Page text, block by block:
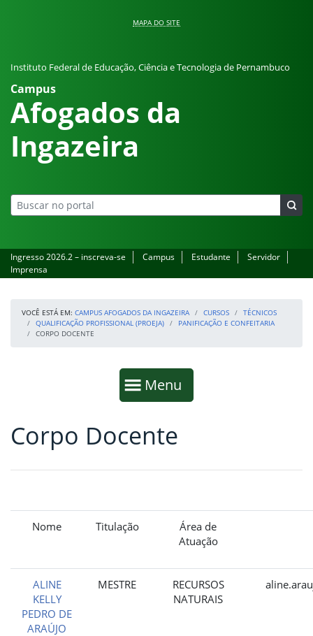
MAPA DO SITE
Instituto Federal de Educação, Ciência e Tecnologia de Pernambuco
Campus
Afogados da
Ingazeira
Ingresso 2026.2 – inscreva-se Campus Estudante
Servidor
Imprensa
VOCÊ ESTÁ EM: CAMPUS AFOGADOS DA INGAZEIRA CURSOS
TÉCNICOS
QUALIFICAÇÃO PROFISSIONAL (PROEJA)
PANIFICAÇÃO E CONFEITARIA
CORPO DOCENTE
Mostrar
Menu
Fim da navegação
Início do conteúdo
Corpo Docente
Nome Titulação
Área de
Atuação
ALINE
KELLY
PEDRO DE
ARAÚJO
MESTRE
RECURSOS
NATURAIS